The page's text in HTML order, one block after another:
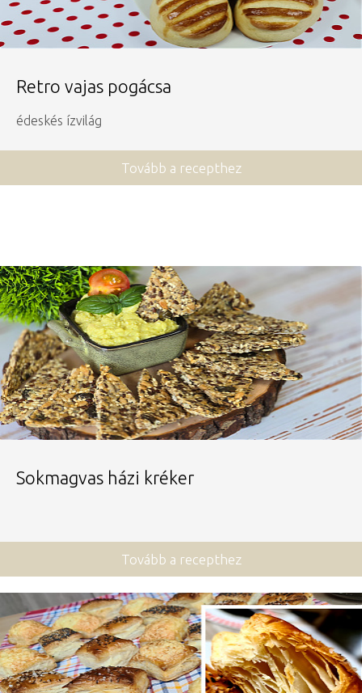
Retro vajas pogácsa
édeskés ízvilág
Tovább a recepthez
Sokmagvas házi kréker
Tovább a recepthez